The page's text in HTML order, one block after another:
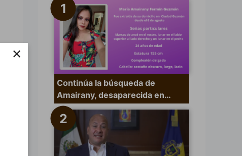
×
p
o
Continúa la búsqueda de
Amairany, desaparecida en…